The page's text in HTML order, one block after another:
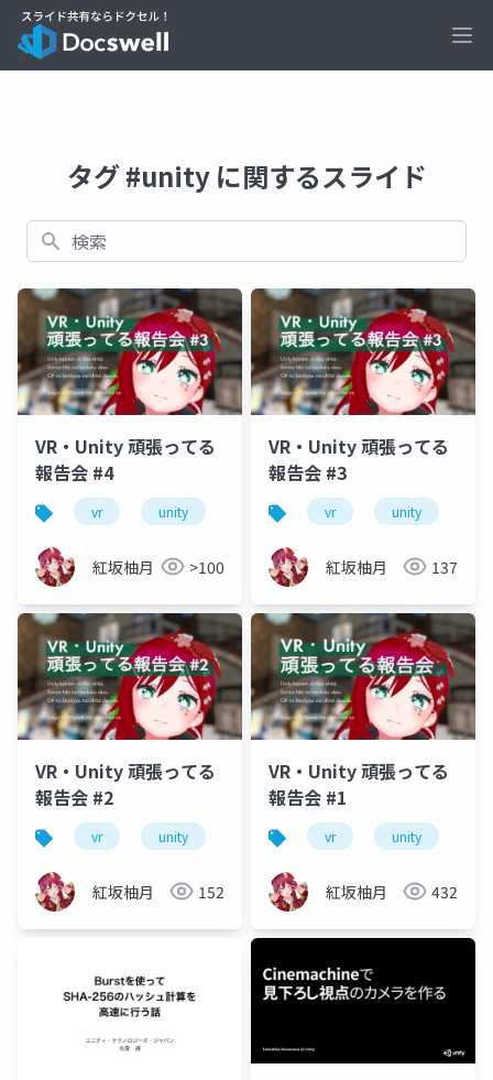
タグ #unity に関するスライド
検索
VR・Unity 頑張ってる
報告会 #4
vr unity vrchat 初心者
紅坂柚月 >100
VR・Unity 頑張ってる
報告会 #3
vr unity
紅坂柚月 137
VR・Unity 頑張ってる
報告会 #2
vr unity vrchat 初心者
紅坂柚月 152
VR・Unity 頑張ってる
報告会 #1
vr unity
紅坂柚月 432